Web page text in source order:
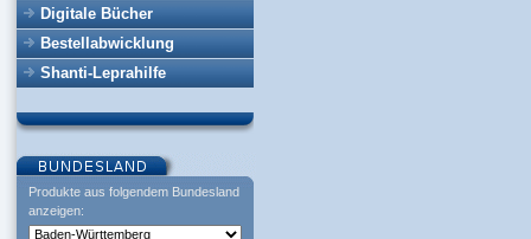
Digitale Bücher
Bestellabwicklung
Shanti-Leprahilfe
Produkte aus folgendem Bundesland
anzeigen: